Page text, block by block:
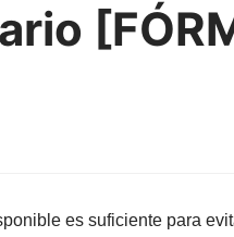
es suficiente para